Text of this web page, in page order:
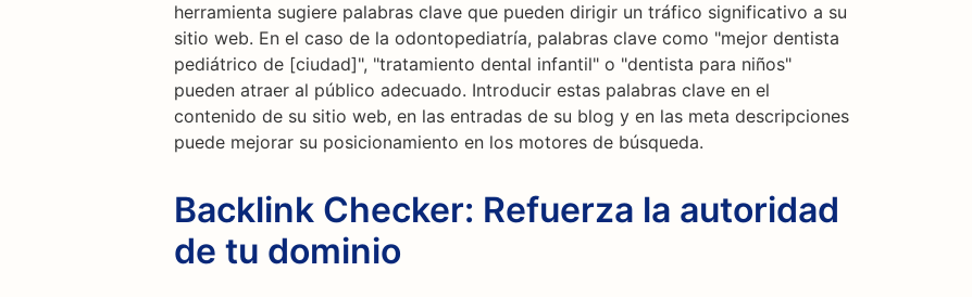
herramienta sugiere palabras clave que pueden dirigir un tráfico significativo a su
sitio web. En el caso de la odontopediatría, palabras clave como "mejor dentista
pediátrico de [ciudad]", "tratamiento dental infantil" o "dentista para niños"
pueden atraer al público adecuado. Introducir estas palabras clave en el
contenido de su sitio web, en las entradas de su blog y en las meta descripciones
puede mejorar su posicionamiento en los motores de búsqueda.
Backlink Checker: Refuerza la autoridad
de tu dominio